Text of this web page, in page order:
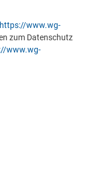
https://www.wg-
zum Datenschutz
www.wg-